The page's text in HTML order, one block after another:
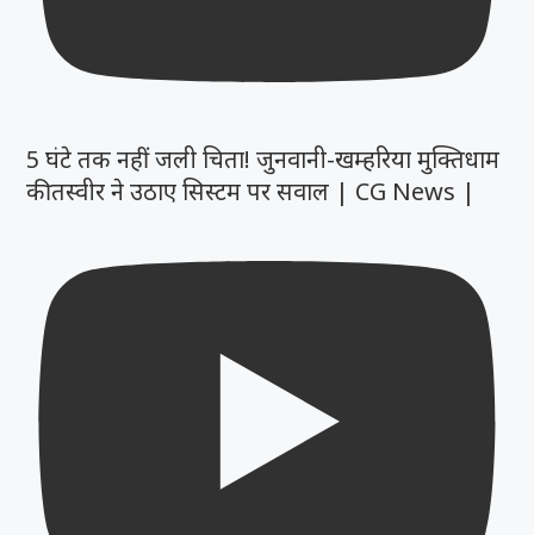
5 घंटे तक नहीं जली चिता! जुनवानी-खम्हरिया मुक्तिधाम
की तस्वीर ने उठाए सिस्टम पर सवाल | CG News |